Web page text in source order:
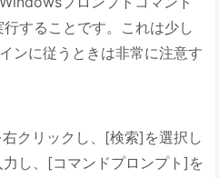
することです。これは少し
ンに従うときは非常に注意す
クリックし、[検索]を選択し
し、[コマンドプロンプト]を